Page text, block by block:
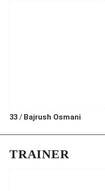
Bajrush Osmani
33
TRAINER